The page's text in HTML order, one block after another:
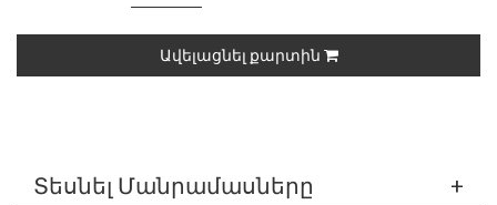
Ավելացնել քարտին
Տեսնել Մանրամասները